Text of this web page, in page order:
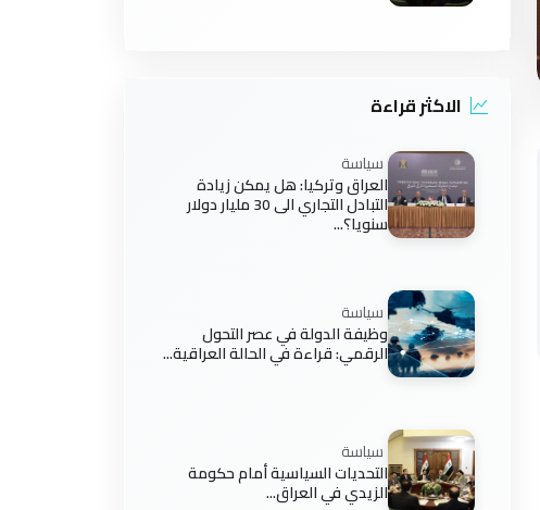
الاكثر قراءة
سياسة
العراق وتركيا: هل يمكن زيادة
التبادل التجاري الى 30 مليار دولار
سنويا؟...
سياسة
وظيفة الدولة في عصر التحول
الرقمي: قراءة في الحالة العراقية...
سياسة
التحديات السياسية أمام حكومة
الزيدي في العراق...